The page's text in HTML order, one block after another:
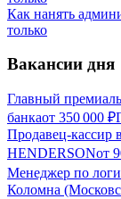
Как нанять
только
Вакансии дня
Главный
банкаот 350 000 ₽
Продавец-
HENDERSONот
Менеджер по
Коломна